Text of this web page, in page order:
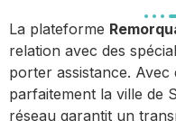
La plateforme
relation avec des
porter assistance.
parfaitement la ville de
réseau garantit un